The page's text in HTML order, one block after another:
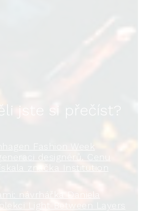
jste si přečíst?
Fashion Week
designérů. Cenu
značka Institution
návrhářka Daniela
Light Between Layers